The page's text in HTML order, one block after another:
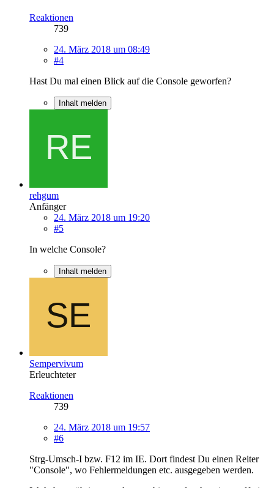
Reaktionen
739
24. März 2018 um 08:49
#4
Hast Du mal einen Blick auf die Console geworfen?
Inhalt melden
rehgum
Anfänger
24. März 2018 um 19:20
#5
In welche Console?
Inhalt melden
Sempervivum
Erleuchteter
Reaktionen
739
24. März 2018 um 19:57
#6
Strg-Umsch-I bzw. F12 im IE. Dort findest Du einen Reiter
"Console", wo Fehlermeldungen etc. ausgegeben werden.